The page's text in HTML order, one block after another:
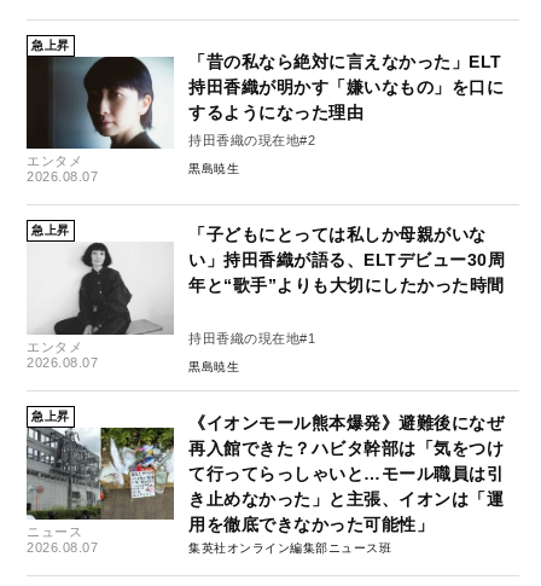
急上昇
エンタメ
2026.08.07
「昔の私なら絶対に言えなかった」ELT
持田香織が明かす「嫌いなもの」を口に
するようになった理由
持田香織の現在地#2
黒島暁生
急上昇
エンタメ
2026.08.07
「子どもにとっては私しか母親がいな
い」持田香織が語る、ELTデビュー30周
年と“歌手”よりも大切にしたかった時間
持田香織の現在地#1
黒島暁生
急上昇
ニュース
2026.08.07
《イオンモール熊本爆発》避難後になぜ
再入館できた？ハビタ幹部は「気をつけ
て行ってらっしゃいと…モール職員は引
き止めなかった」と主張、イオンは「運
用を徹底できなかった可能性」
集英社オンライン編集部ニュース班